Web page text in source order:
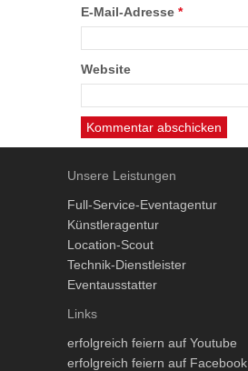
E-Mail-Adresse *
Website
Unsere Leistungen
Full-Service-Eventagentur
Künstleragentur
Location-Scout
Technik-Dienstleister
Eventausstatter
Links
erfolgreich feiern auf Youtube
erfolgreich feiern auf Facebook